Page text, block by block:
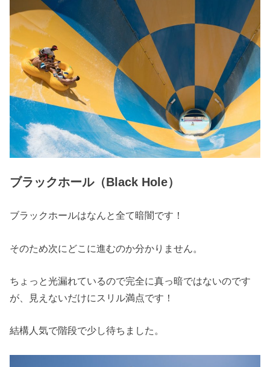
ブラックホール（Black Hole）
ブラックホールはなんと全て暗闇です！
そのため次にどこに進むのか分かりません。
ちょっと光漏れているので完全に真っ暗ではないのです
が、見えないだけにスリル満点です！
結構人気で階段で少し待ちました。